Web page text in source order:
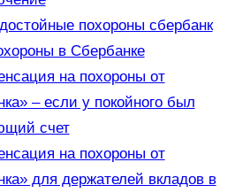
похороны сбербанк
в Сбербанке
на похороны от
– если у покойного был
счет
на похороны от
для держателей вкладов в